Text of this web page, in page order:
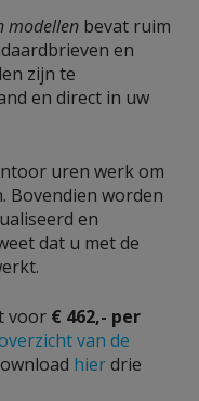
modellenbevat ruim
en
zijn te
en direct in uw
uren werk om
Bovendien worden
en
dat u met de
voor € 462,- per
van de
hierdrie